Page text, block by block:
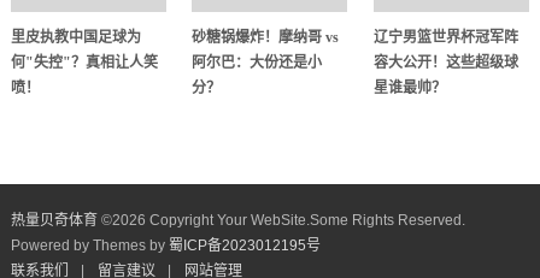
里皮执教中国足球为
何"失控"？真相让人笑
喷！
砂糖锅爆炸！摩纳哥 vs
阿尔巴：大份还是小
分？
辽宁男篮世界杯冠军阵
容大公开！这些超级球
星谁最帅？
热量贝奇体育 ©2026 Copyright Your WebSite.Some Rights Reserved.
Powered by Themes by 蜀ICP备2023012195号
联系我们
留言建议 网站管理